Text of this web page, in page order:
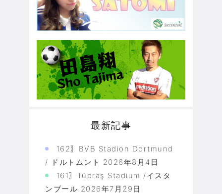
最新記事
162〗BVB Stadion Dortmund
/ ドルトムント 2026年8月4日
161〗Tüpraş Stadium /イスタ
ンブール 2026年7月29日